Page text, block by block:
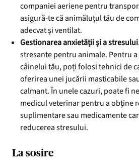
companiei aeriene pentru
asigură-te că animăluțul tău de
adecvat și ventilat.
Gestionarea anxietății și a stresului
stresante pentru animale. Pentru
câinelui tău, poți folosi tehnici de
oferirea unei jucării masticabile
calmant. În unele cazuri, poate fi
medicul veterinar pentru a obține
suplimentare sau medicamente
reducerea stresului.
La sosire